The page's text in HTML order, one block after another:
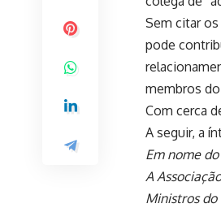
Sem citar
pode
membros
Com cerca
A seguir, a
Em nome
A
Ministros do